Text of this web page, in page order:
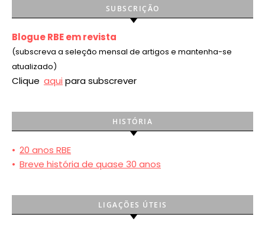
SUBSCRIÇÃO
Blogue RBE em revista
(subscreva a seleção mensal de artigos e mantenha-se
atualizado)
Clique aqui para subscrever
HISTÓRIA
• 20 anos RBE
• Breve história de quase 30 anos
LIGAÇÕES ÚTEIS